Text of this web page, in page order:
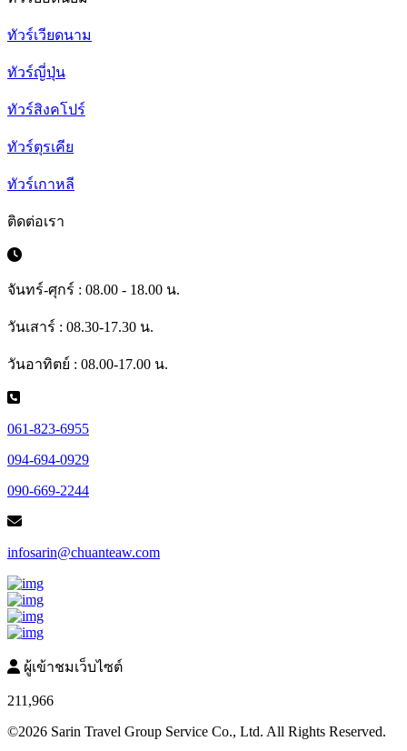
ทัวร์เวียดนาม
ทัวร์ญี่ปุ่น
ทัวร์สิงคโปร์
ทัวร์ตุรเคีย
ทัวร์เกาหลี
ติดต่อเรา
จันทร์-ศุกร์ : 08.00 - 18.00 น.
วันเสาร์ : 08.30-17.30 น.
วันอาทิตย์ : 08.00-17.00 น.
061-823-6955
094-694-0929
090-669-2244
infosarin@chuanteaw.com
ผู้เข้าชมเว็บไซต์
211,966
©2026 Sarin Travel Group Service Co., Ltd. All Rights Reserved.